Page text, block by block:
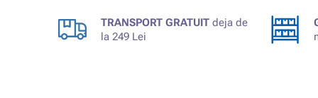
TRANSPORT GRATUIT deja de
la 249 Lei